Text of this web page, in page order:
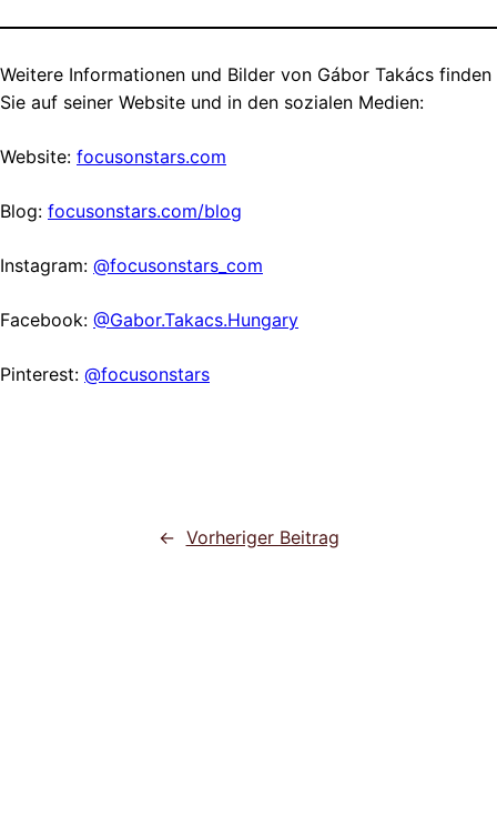
Weitere Informationen und Bilder von Gábor Takács finden
Sie auf seiner Website und in den sozialen Medien:
Website: focusonstars.com
Blog: focusonstars.com/blog
Instagram: @focusonstars_com
Facebook: @Gabor.Takacs.Hungary
Pinterest: @focusonstars
← Vorheriger Beitrag